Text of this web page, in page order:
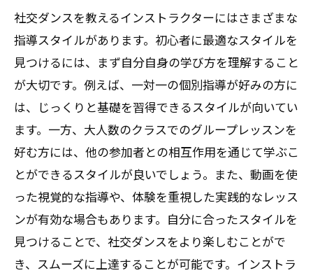
社交ダンスを教えるインストラクターにはさまざまな
指導スタイルがあります。初心者に最適なスタイルを
見つけるには、まず自分自身の学び方を理解すること
が大切です。例えば、一対一の個別指導が好みの方に
は、じっくりと基礎を習得できるスタイルが向いてい
ます。一方、大人数のクラスでのグループレッスンを
好む方には、他の参加者との相互作用を通じて学ぶこ
とができるスタイルが良いでしょう。また、動画を使
った視覚的な指導や、体験を重視した実践的なレッス
ンが有効な場合もあります。自分に合ったスタイルを
見つけることで、社交ダンスをより楽しむことがで
き、スムーズに上達することが可能です。インストラ